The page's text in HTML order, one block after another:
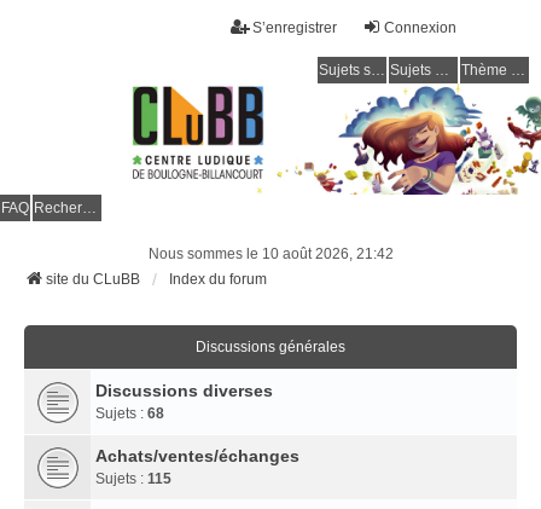
Connexion
S’enregistrer
Sujets sans réponse Sujets actifs Thème clair / foncé
FAQ Rechercher
Nous sommes le 10 août 2026, 21:42
site du CLuBB
Index du forum
Discussions générales
Discussions diverses
Sujets : 68
Achats/ventes/échanges
Sujets : 115